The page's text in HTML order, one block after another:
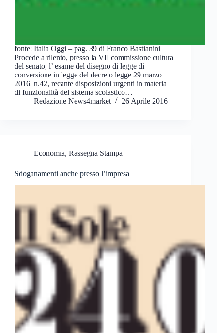
fonte: Italia Oggi – pag. 39 di Franco Bastianini
Procede a rilento, presso la VII commissione cultura
del senato, l’ esame del disegno di legge di
conversione in legge del decreto legge 29 marzo
2016, n.42, recante disposizioni urgenti in materia
di funzionalità del sistema scolastico…
Redazione News4market
26 Aprile 2016
Economia, Rassegna Stampa
Sdoganamenti anche presso l’impresa